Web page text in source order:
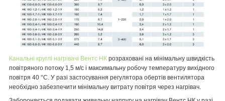
Канальні круглі нагрівачі Вентс НК розраховані на мінімальну швидкість
повітряного потоку 1,5 м/с і максимальну робочу температуру вихідного
повітря 40 °C. У разі застосування регулятора обертів вентилятора
необхідно забезпечити мінімальну витрату повітря через нагрівач.